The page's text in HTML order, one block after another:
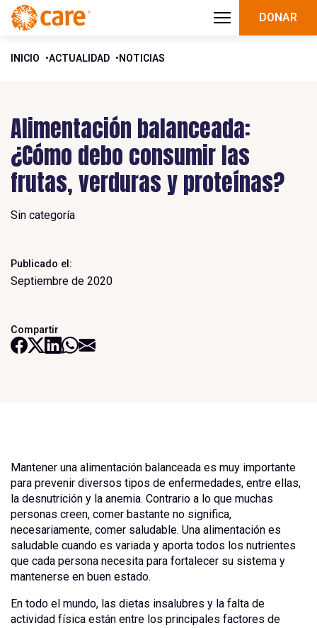
DONAR
INICIO ACTUALIDAD NOTICIAS
Alimentación balanceada:
¿Cómo debo consumir las
frutas, verduras y proteínas?
Sin categoría
Publicado el:
Septiembre de 2020
Compartir
Mantener una alimentación balanceada es muy importante
para prevenir diversos tipos de enfermedades, entre ellas,
la desnutrición y la anemia. Contrario a lo que muchas
personas creen, comer bastante no significa,
necesariamente, comer saludable. Una alimentación es
saludable cuando es variada y aporta todos los nutrientes
que cada persona necesita para fortalecer su sistema y
mantenerse en buen estado.
En todo el mundo, las dietas insalubres y la falta de
actividad física están entre los principales factores de